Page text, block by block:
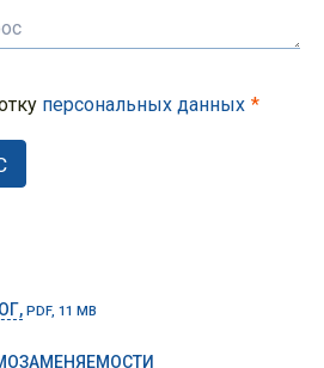
персональных данных
PDF, 11 MB